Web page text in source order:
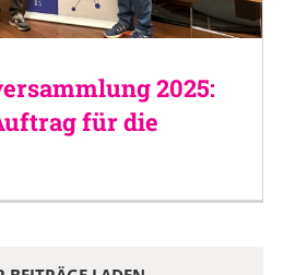
2025:
für die